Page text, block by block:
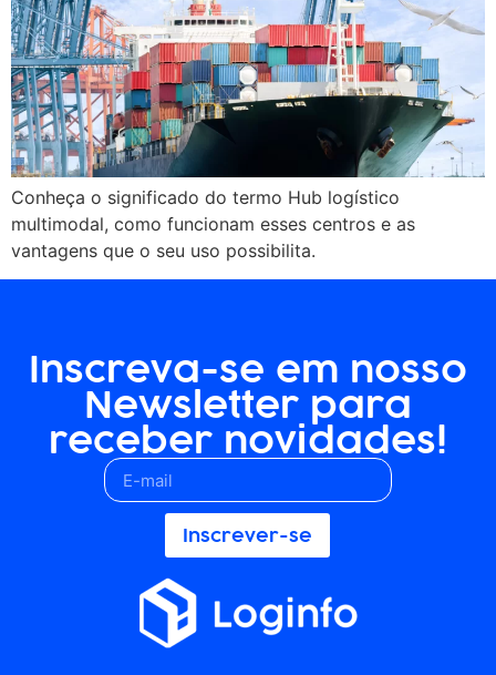
Conheça o significado do termo Hub logístico
multimodal, como funcionam esses centros e as
vantagens que o seu uso possibilita.
Inscreva-se em nosso
Newsletter para
receber novidades!
Inscrever-se